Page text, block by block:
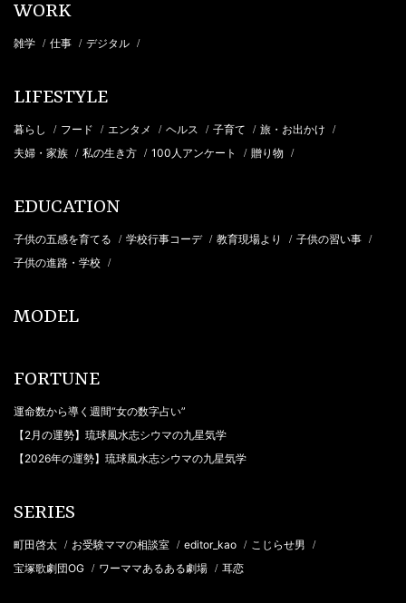
WORK
雑学 / 仕事 / デジタル /
LIFESTYLE
暮らし / フード / エンタメ / ヘルス / 子育て / 旅・お出かけ /
夫婦・家族 / 私の生き方 / 100人アンケート / 贈り物 /
EDUCATION
子供の五感を育てる / 学校行事コーデ / 教育現場より / 子供の習い事 /
子供の進路・学校 /
MODEL
FORTUNE
運命数から導く週間“女の数字占い”
【2月の運勢】琉球風水志シウマの九星気学
【2026年の運勢】琉球風水志シウマの九星気学
SERIES
町田啓太 / お受験ママの相談室 / editor_kao / こじらせ男 /
宝塚歌劇団OG / ワーママあるある劇場 / 耳恋